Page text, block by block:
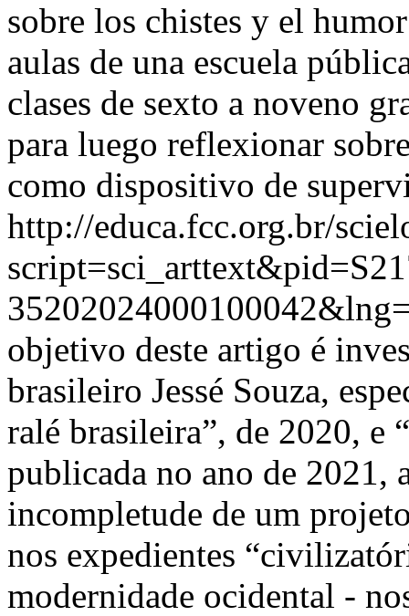
sobre los chistes y el
aulas de una escuela
clases de sexto a noveno
para luego reflexionar
como dispositivo de
http://educa.fcc.org.br/
objetivo deste artigo é
brasileiro Jessé Souza,
ralé brasileira”, de 2020, e
publicada no ano de 2021,
incompletude de um
nos expedientes
modernidade ocidental -